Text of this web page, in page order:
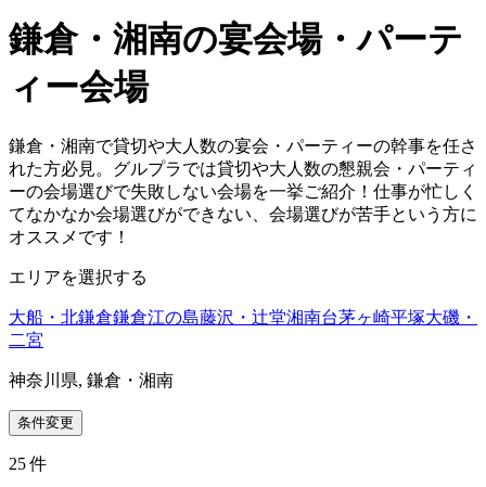
鎌倉・湘南の宴会場・パーテ
ィー会場
鎌倉・湘南で貸切や大人数の宴会・パーティーの幹事を任さ
れた方必見。グルプラでは貸切や大人数の懇親会・パーティ
ーの会場選びで失敗しない会場を一挙ご紹介！仕事が忙しく
てなかなか会場選びができない、会場選びが苦手という方に
オススメです！
エリアを選択する
大船・北鎌倉鎌倉江の島藤沢・辻堂湘南台茅ヶ崎平塚大磯・
二宮
神奈川県, 鎌倉・湘南
条件変更
25件